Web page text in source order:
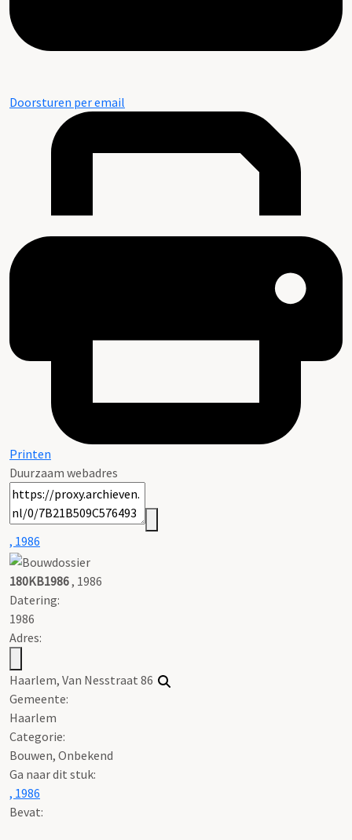
Doorsturen per email
Printen
Duurzaam webadres
, 1986
180KB1986, 1986
Datering:
1986
Adres:
Haarlem, Van Nesstraat 86
Gemeente:
Haarlem
Categorie:
Bouwen, Onbekend
Ga naar dit stuk:
, 1986
Bevat: